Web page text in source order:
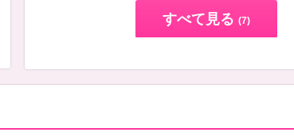
すべて見る (7)